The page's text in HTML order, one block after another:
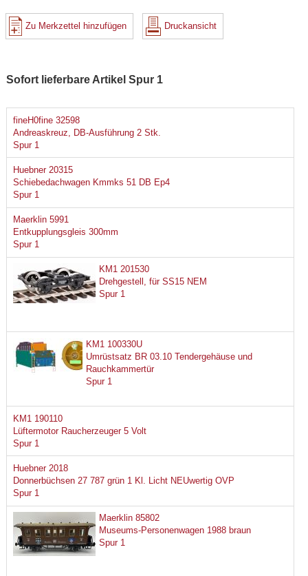
Zu Merkzettel hinzufügen Druckansicht
Sofort lieferbare Artikel Spur 1
fineH0fine 32598
Andreaskreuz, DB-Ausführung 2 Stk.
Spur 1
Huebner 20315
Schiebedachwagen Kmmks 51 DB Ep4
Spur 1
Maerklin 5991
Entkupplungsgleis 300mm
Spur 1
KM1 201530
Drehgestell, für SS15 NEM
Spur 1
KM1 100330U
Umrüstsatz BR 03.10 Tendergehäuse und
Rauchkammertür
Spur 1
KM1 190110
Lüftermotor Raucherzeuger 5 Volt
Spur 1
Huebner 2018
Donnerbüchsen 27 787 grün 1 Kl. Licht NEUwertig OVP
Spur 1
Maerklin 85802
Museums-Personenwagen 1988 braun
Spur 1